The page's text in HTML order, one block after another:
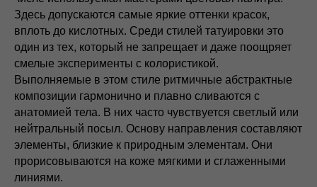
Здесь допускаются самые яркие оттенки красок,
вплоть до кислотных. Среди стилей татуировки это
один из тех, который не запрещает и даже поощряет
смелые эксперименты с колористикой.
Выполняемые в этом стиле ритмичные абстрактные
композиции гармонично и плавно сливаются с
анатомией тела. В них часто чувствуется светлый или
нейтральный посыл. Основу направления составляют
элементы, близкие к природным элементам. Они
прорисовываются на коже мягкими и сглаженными
линиями.